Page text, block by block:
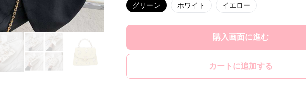
グリーン ホワイト イエロー
購入画面に進む
カートに追加する